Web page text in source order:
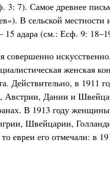
3: 7). Самое древнее
В сельской местности
15 адара (см.: Есф. 9:
совершенно
женская
Действительно, в 1911
Австрии, Дании и
В 1913 году
Швейцарии,
евреи его отмечали: в